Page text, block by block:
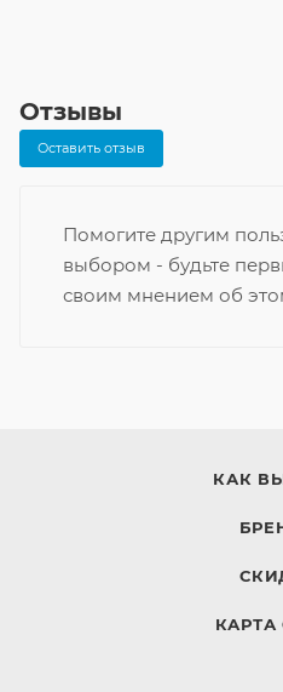
Отзывы
Оставить отзыв
Помогите другим
выбором - будьте
своим мнением об
КАК
КАРТА